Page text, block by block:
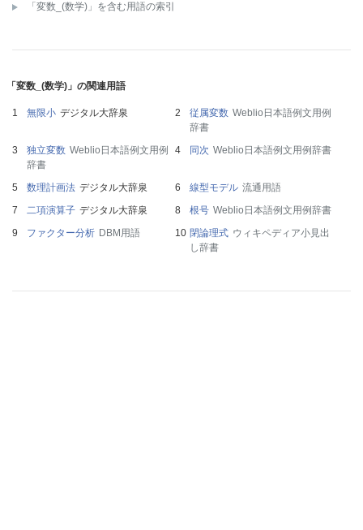
「変数_(数学)」を含む用語の索引
「変数_(数学)」の関連用語
無限小 デジタル大辞泉 従属変数 Weblio日本語例文用例
辞書
独立変数 Weblio日本語例文用例
辞書
同次 Weblio日本語例文用例辞書
数理計画法 デジタル大辞泉 線型モデル 流通用語
二項演算子 デジタル大辞泉 根号 Weblio日本語例文用例辞書
ファクター分析 DBM用語 閉論理式 ウィキペディア小見出
し辞書